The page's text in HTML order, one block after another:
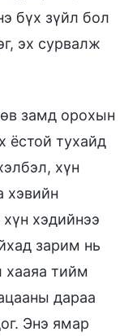
бүх зүйл бол
эх сурвалж
замд орохын
ёстой тухайд
хүн
хэвийн
хэдийнээ
зарим нь
хааяа тийм
дараа
Энэ ямар